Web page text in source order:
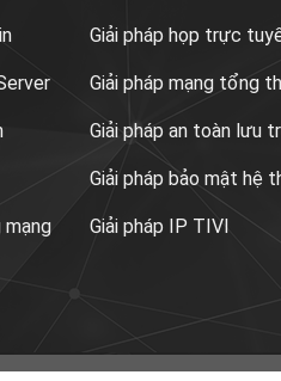
mạng
Giải pháp họp trực
Giải pháp mạng tổng
Giải pháp an toàn lưu
Giải pháp bảo mật hệ
Giải pháp IP TIVI